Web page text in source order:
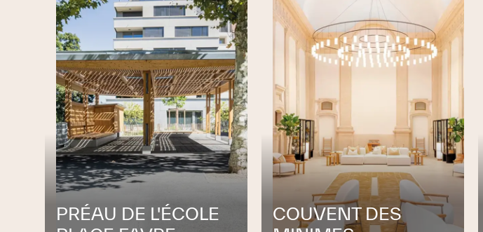
2008 - 2012– La direction s'étoffe avec, en 2008, l'accession de
Leresche, architecte EPFL-SIA, au poste de directeur puis, en 2012,
Madame Caroline Chaix au poste de directrice
Stéphane Chambat en tant que mandataire commercial.
2017– Changement de la raison sociale par la création de la
Associés Architectes SA. Monsieur Pierre-Alain Portier quitte la
Madame Caroline Chaix et Messieurs Johann Leresche et
deviennent administrateurs.
Fonctionnement
Le bureau est actif dans le domaine de l'architecture, de
PRÉAU DE L'ÉCOLE
COUVENT DES